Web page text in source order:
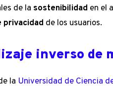
de la sostenibilidad en el
privacidad de los usuarios.
inverso de
la Universidad de Ciencia